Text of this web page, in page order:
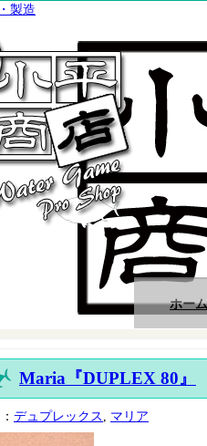
製造
ホーム
Maria『DUPLEX 80』
デュプレックス マリア